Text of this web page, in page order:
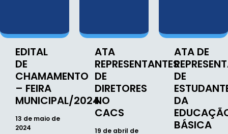
EDITAL
DE
CHAMAMENTO
– FEIRA
MUNICIPAL/2024
13 de maio de
2024
ATA
REPRESENTANTES
DE
DIRETORES
NO
CACS
19 de abril de
ATA DE
DE
DA
BÁSICA